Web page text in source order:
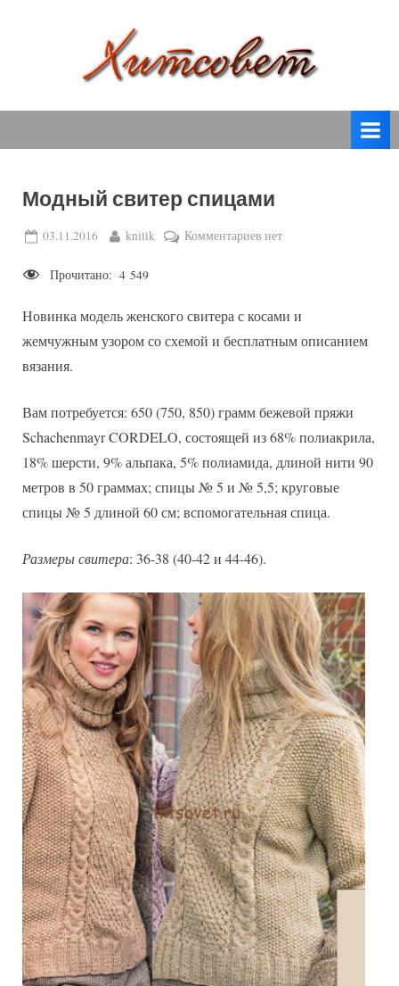
т
о
в
спицами,
крючком,
вязаные
модели
с
Модный свитер спицами
Posted
03.11.2016 By
knitik Комментариевк
спицами
нет
Прочитано: 4 549
Новинка модель женского свитера с косами и
жемчужным узором со схемой и бесплатным описанием
вязания.
Вам потребуется: 650 (750, 850) грамм бежевой пряжи
Schachenmayr CORDELO, состоящей из 68% полиакрила,
18% шерсти, 9% альпака, 5% полиамида, длиной нити 90
метров в 50 граммах; спицы № 5 и № 5,5; круговые
спицы № 5 длиной 60 см; вспомогательная спица.
Размеры свитера: 36-38 (40-42 и 44-46).